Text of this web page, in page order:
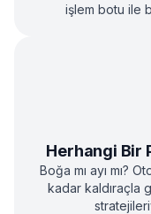
işlem botu ile
Herhangi Bir
Boğa mı ayı mı?
kadar kaldıraçla